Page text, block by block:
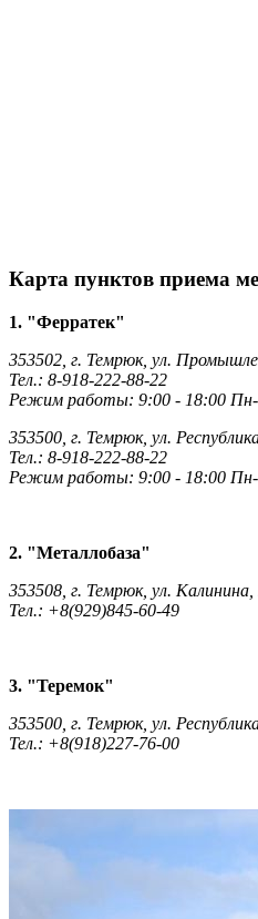
Карта пунктов приема
1. "Ферратек"
353502, г. Темрюк, ул.
Тел.: 8-918-222-88-22
Режим работы: 9:00 - 18:00
353500, г. Темрюк, ул.
Тел.: 8-918-222-88-22
Режим работы: 9:00 - 18:00
2. "Металлобаза"
353508, г. Темрюк, ул. Калинина,
Тел.: +8(929)845-60-49
3. "Теремок"
353500, г. Темрюк, ул.
Тел.: +8(918)227-76-00